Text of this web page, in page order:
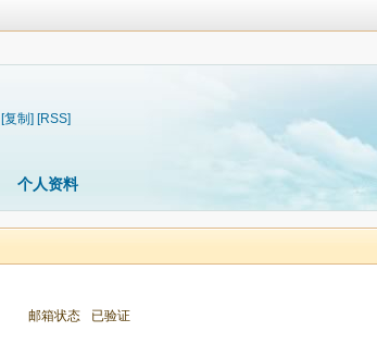
[复制] [RSS]
个人资料
邮箱状态
已验证